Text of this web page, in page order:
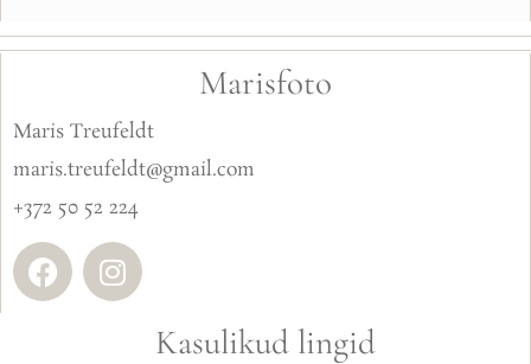
Marisfoto
Maris Treufeldt
maris.treufeldt@gmail.com
+372 50 52 224
Kasulikud lingid